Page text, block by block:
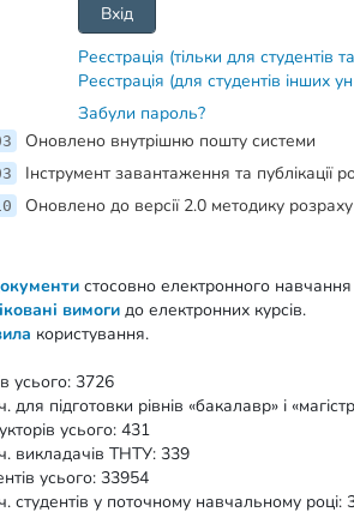
Реєстрація (тільки для студентів
Реєстрація (для студентів інших
Забули пароль?
Оновлено внутрішню пошту системи
Інструмент завантаження та публікації
Оновлено до версії 2.0 методику
стосовно електронного
вимоги до електронних курсів.
користування.
усього: 3726
для підготовки рівнів «бакалавр» і
усього: 431
викладачів ТНТУ: 339
усього: 33954
студентів у поточному навчальному році: